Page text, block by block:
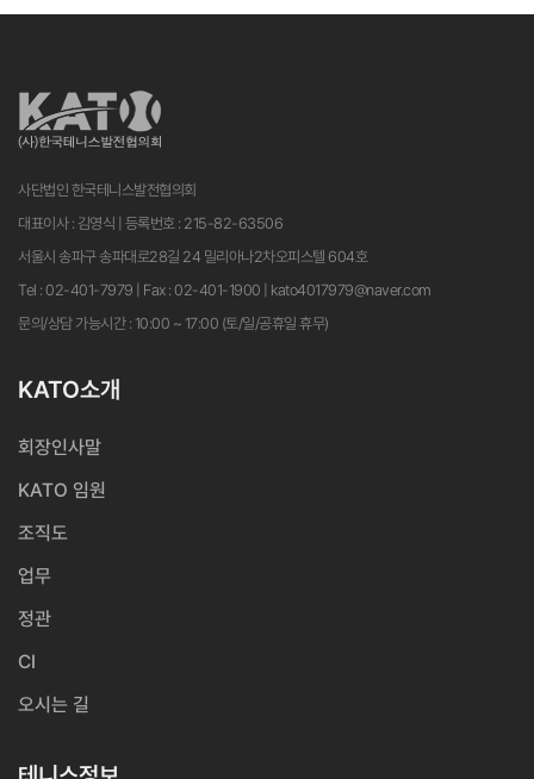
사단법인 한국테니스발전협의회
대표이사 : 김영식 | 등록번호 : 215-82-63506
서울시 송파구 송파대로28길 24 밀리아나2차오피스텔 604호
Tel : 02-401-7979 | Fax : 02-401-1900 | kato4017979@naver.com
문의/상담 가능시간 : 10:00 ~ 17:00 (토/일/공휴일 휴무)
KATO소개
회장인사말
KATO 임원
조직도
업무
정관
CI
오시는 길